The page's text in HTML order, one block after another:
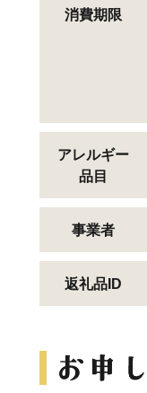
消費期限
アレルギー
品目
事業者
返礼品ID